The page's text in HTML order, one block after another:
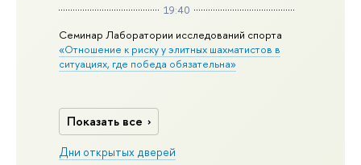
19:40
Семинар Лаборатории исследований спорта
«Отношение к риску у элитных шахматистов в
ситуациях, где победа обязательна»
Показать все
Дни открытых дверей